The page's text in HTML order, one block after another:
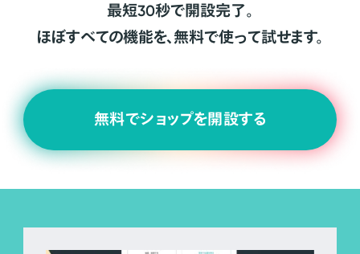
最短30秒で開設完了。
ほぼすべての機能を、無料で使って試せます。
無料でショップを開設する